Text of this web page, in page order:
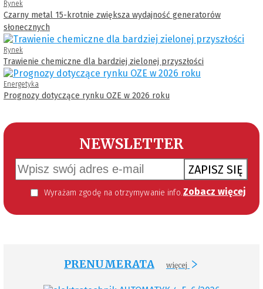
Rynek
Czarny metal 15-krotnie zwiększa wydajność generatorów
słonecznych
Rynek
Trawienie chemiczne dla bardziej zielonej przyszłości
Energetyka
Prognozy dotyczące rynku OZE w 2026 roku
NEWSLETTER
ZAPISZ SIĘ
Wyrażam zgodę na otrzymywanie informacji handlowej kierowanej do mnie za pomocą środków komunikacji elektronicznej w szczególności poczty elektronicznej zgodnie z przepisem art. 10 ust 2 ustawy z dnia 18 lipca 2002 roku o świadczeniu usług drogą elektroniczną (Dz. U. 144 z 2002 r. poz. 1204). Zgoda jest dobrowolna, jednak jej wyrażenie jest konieczne, aby otrzymywać newsletter. Zobacz więcej
PRENUMERATA więcej